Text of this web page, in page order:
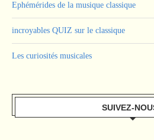
Ephémérides de la musique classique
incroyables QUIZ sur le classique
Les curiosités musicales
SUIVEZ-